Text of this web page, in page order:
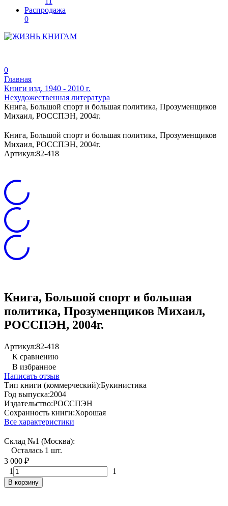
Распродажа
0
0
Главная
Книги изд. 1940 - 2010 г.
Нехудожественная литература
Книга, Большой спорт и большая политика, Прозуменщиков
Михаил, РОССПЭН, 2004г.
Книга, Большой спорт и большая политика, Прозуменщиков
Михаил, РОССПЭН, 2004г.
Артикул:82-418
Книга, Большой спорт и большая
политика, Прозуменщиков Михаил,
РОССПЭН, 2004г.
Артикул:82-418
К сравнению
В избранное
Написать отзыв
Тип книги (коммерческий):Букинистика
Год выпуска:2004
Издательство:РОССПЭН
Сохранность книги:Хорошая
Все характеристики
Склад №1 (Москва):
Осталась 1 шт.
3 000 ₽
1
1
В корзину